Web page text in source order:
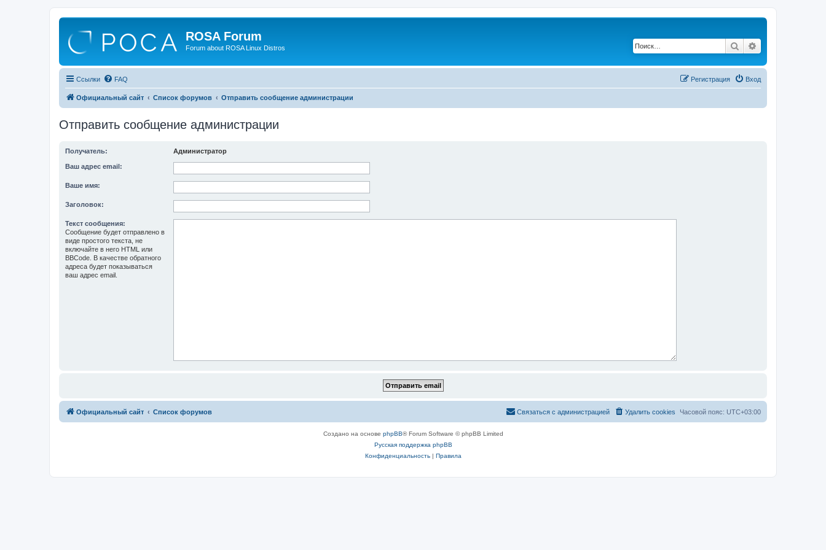
ROSA Forum
Forum about ROSA Linux Distros Поиск
Ссылки FAQ Вход
Регистрация
Официальный сайт Список форумов Отправить сообщение администрации
Отправить сообщение администрации
Получатель: Администратор
Ваш адрес email:
Ваше имя:
Заголовок:
Текст сообщения:
Сообщение будет отправлено в
виде простого текста, не
включайте в него HTML или
BBCode. В качестве обратного
адреса будет показываться
ваш адрес email.
Официальный сайт Список форумов Часовой пояс: UTC+03:00
Удалить cookies
Связаться с администрацией
Создано на основе phpBB® Forum Software © phpBB Limited
Русская поддержка phpBB
Конфиденциальность| Правила